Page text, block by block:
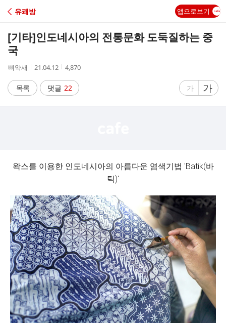
C
A
유쾌방 앱으로보기
[기타]인도네시아의 전통문화 도둑질하는 중
국
작
자
삐약새
작
시
간
21.04.12
조
수
4,870
목록 댓글 22
글
게
가
글
자
게
가
왁스를 이용한 인도네시아의 아름다운 염색기법 'Batik(바
틱)'